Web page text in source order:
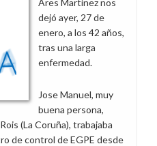
Ares Martínez nos
dejó ayer, 27 de
enero, a los 42 años,
tras una larga
enfermedad.
Jose Manuel, muy
buena persona,
(La Coruña), trabajaba
de control de EGPE desde